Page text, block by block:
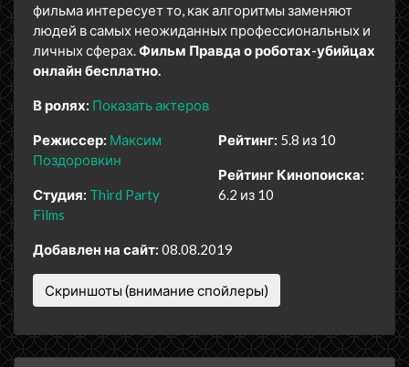
фильма интересует то, как алгоритмы заменяют
людей в самых неожиданных профессиональных и
личных сферах. Фильм Правда о роботах-убийцах
онлайн бесплатно.
В ролях: Показать актеров
Режиссер: Максим
Поздоровкин
Студия: Third Party
Films
Рейтинг: 5.8 из 10
Рейтинг Кинопоиска:
6.2 из 10
Добавлен на сайт: 08.08.2019
Скриншоты (внимание спойлеры)